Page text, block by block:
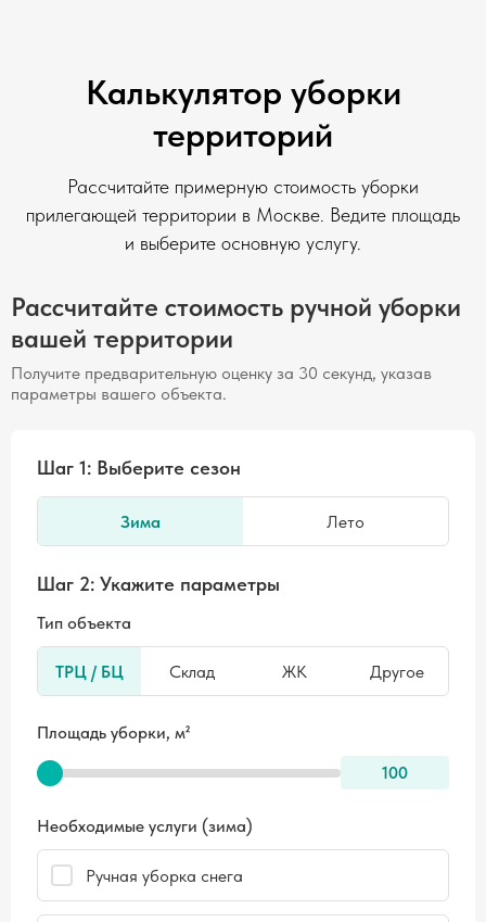
Калькулятор уборки
территорий
Рассчитайте примерную стоимость уборки
прилегающей территории в Москве. Ведите площадь
и выберите основную услугу.
Рассчитайте стоимость ручной уборки
вашей территории
Получите предварительную оценку за 30 секунд, указав
параметры вашего объекта.
Шаг 1: Выберите сезон
Зима Лето
Шаг 2: Укажите параметры
Тип объекта
ТРЦ / БЦ Склад ЖК Другое
Площадь уборки, м²
100
Необходимые услуги (зима)
Ручная уборка снега